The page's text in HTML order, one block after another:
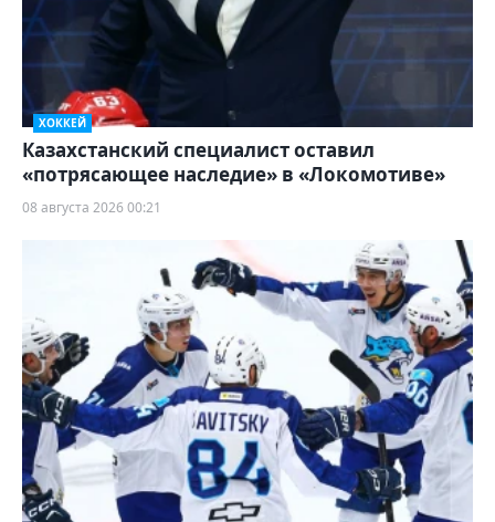
ХОККЕЙ
Казахстанский специалист оставил
«потрясающее наследие» в «Локомотиве»
08 августа 2026 00:21